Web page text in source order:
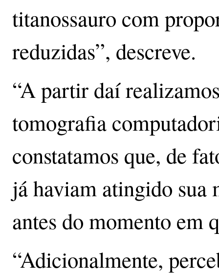
titanossauro com
reduzidas”, descreve.
“A partir daí
tomografia
constatamos que, de
já haviam atingido sua
antes do momento em
“Adicionalmente,